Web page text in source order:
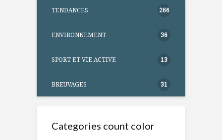
TENDANCES 266
ENVIRONNEMENT 36
SPORT ET VIE ACTIVE 13
BREUVAGES 31
Categories count color